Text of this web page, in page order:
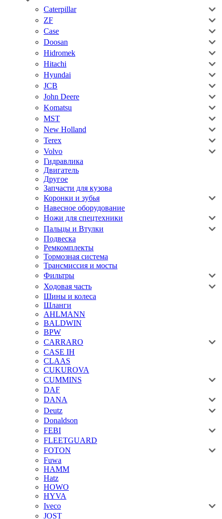
Caterpillar
ZF
Case
Doosan
Hidromek
Hitachi
Hyundai
JCB
John Deere
Komatsu
MST
New Holland
Terex
Volvo
Гидравлика
Двигатель
Другое
Запчасти для кузова
Коронки и зубья
Навесное оборудование
Ножи для спецтехники
Пальцы и Втулки
Подвеска
Ремкомплекты
Тормозная система
Трансмиссия и мосты
Фильтры
Ходовая часть
Шины и колеса
Шланги
AHLMANN
BALDWIN
BPW
CARRARO
CASE IH
CLAAS
CUKUROVA
CUMMINS
DAF
DANA
Deutz
Donaldson
FEBI
FLEETGUARD
FOTON
Fuwa
HAMM
Hatz
HOWO
HYVA
Iveco
JOST